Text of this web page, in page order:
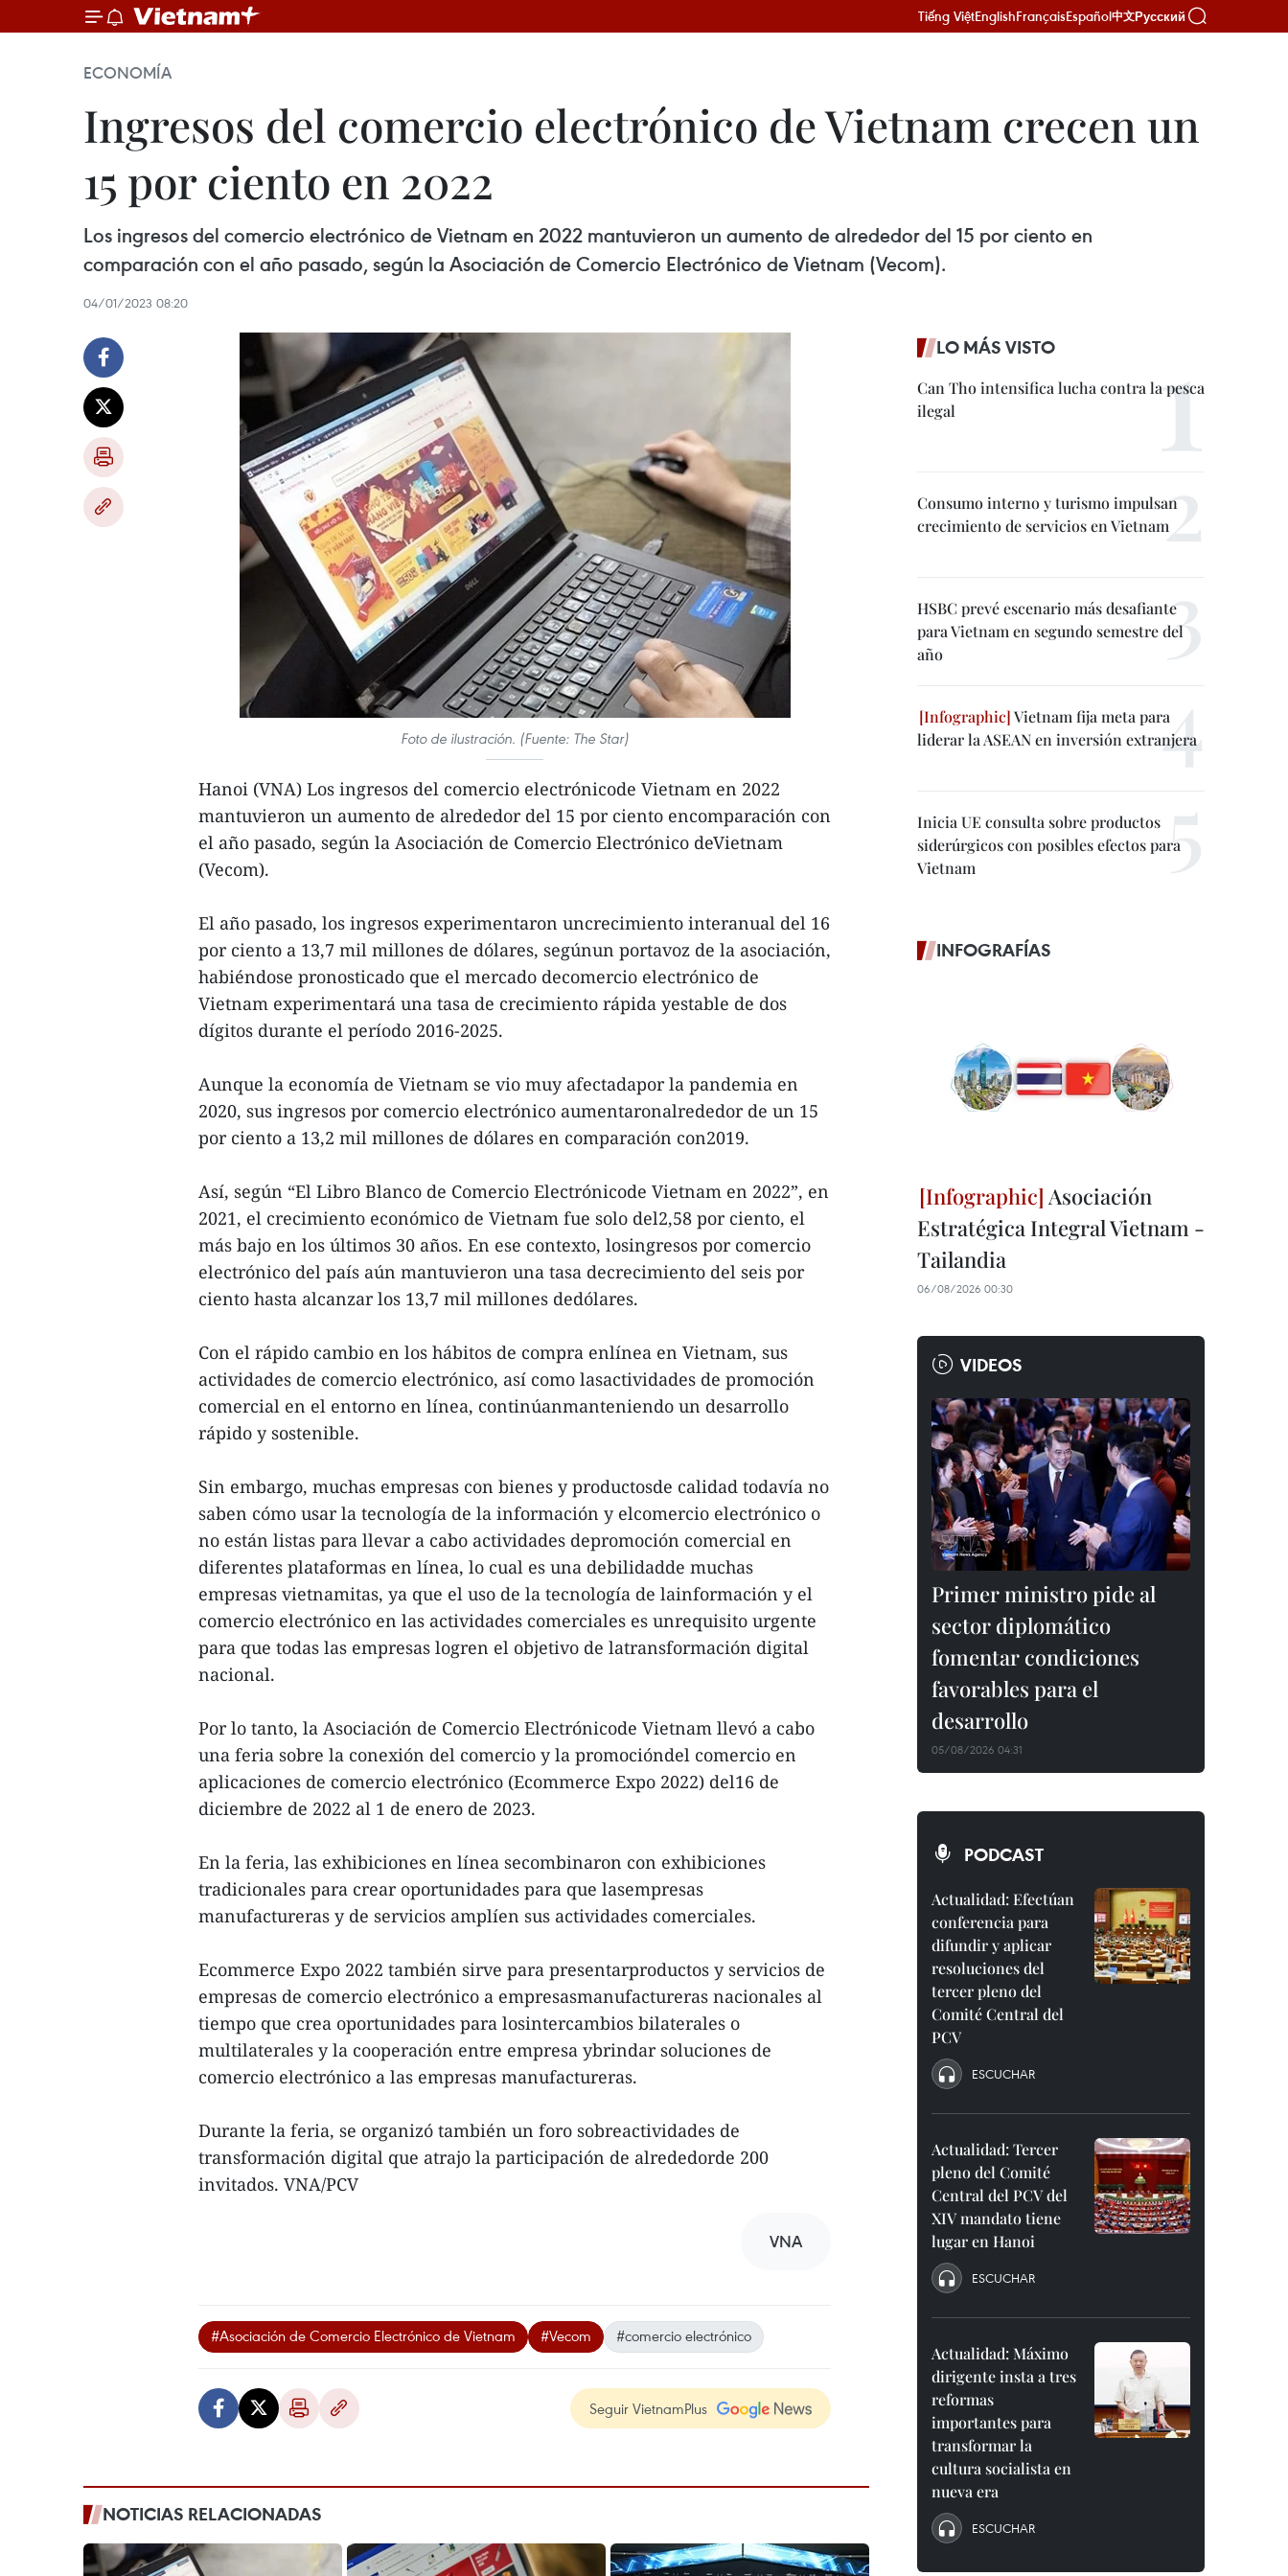
Tiếng ViệtEnglishFrançaisEspañol中文Русский
ECONOMÍA
Ingresos del comercio electrónico de Vietnam crecen un
15 por ciento en 2022
Los ingresos del comercio electrónico de Vietnam en 2022 mantuvieron un aumento de alrededor del 15 por ciento en
comparación con el año pasado, según la Asociación de Comercio Electrónico de Vietnam (Vecom).
04/01/2023 08:20
Foto de ilustración. (Fuente: The Star)
Hanoi (VNA) Los ingresos del comercio electrónicode Vietnam en 2022
mantuvieron un aumento de alrededor del 15 por ciento encomparación con
el año pasado, según la Asociación de Comercio Electrónico deVietnam
(Vecom).
El año pasado, los ingresos experimentaron uncrecimiento interanual del 16
por ciento a 13,7 mil millones de dólares, segúnun portavoz de la asociación,
habiéndose pronosticado que el mercado decomercio electrónico de
Vietnam experimentará una tasa de crecimiento rápida yestable de dos
dígitos durante el período 2016-2025.
Aunque la economía de Vietnam se vio muy afectadapor la pandemia en
2020, sus ingresos por comercio electrónico aumentaronalrededor de un 15
por ciento a 13,2 mil millones de dólares en comparación con2019.
Así, según “El Libro Blanco de Comercio Electrónicode Vietnam en 2022”, en
2021, el crecimiento económico de Vietnam fue solo del2,58 por ciento, el
más bajo en los últimos 30 años. En ese contexto, losingresos por comercio
electrónico del país aún mantuvieron una tasa decrecimiento del seis por
ciento hasta alcanzar los 13,7 mil millones dedólares.
Con el rápido cambio en los hábitos de compra enlínea en Vietnam, sus
actividades de comercio electrónico, así como lasactividades de promoción
comercial en el entorno en línea, continúanmanteniendo un desarrollo
rápido y sostenible.
Sin embargo, muchas empresas con bienes y productosde calidad todavía no
saben cómo usar la tecnología de la información y elcomercio electrónico o
no están listas para llevar a cabo actividades depromoción comercial en
diferentes plataformas en línea, lo cual es una debilidadde muchas
empresas vietnamitas, ya que el uso de la tecnología de lainformación y el
comercio electrónico en las actividades comerciales es unrequisito urgente
para que todas las empresas logren el objetivo de latransformación digital
nacional.
Por lo tanto, la Asociación de Comercio Electrónicode Vietnam llevó a cabo
una feria sobre la conexión del comercio y la promocióndel comercio en
aplicaciones de comercio electrónico (Ecommerce Expo 2022) del16 de
diciembre de 2022 al 1 de enero de 2023.
En la feria, las exhibiciones en línea secombinaron con exhibiciones
tradicionales para crear oportunidades para que lasempresas
manufactureras y de servicios amplíen sus actividades comerciales.
Ecommerce Expo 2022 también sirve para presentarproductos y servicios de
empresas de comercio electrónico a empresasmanufactureras nacionales al
tiempo que crea oportunidades para losintercambios bilaterales o
multilaterales y la cooperación entre empresa ybrindar soluciones de
comercio electrónico a las empresas manufactureras.
Durante la feria, se organizó también un foro sobreactividades de
transformación digital que atrajo la participación de alrededorde 200
invitados. VNA/PCV
VNA
#Asociación de Comercio Electrónico de Vietnam #Vecom #comercio electrónico
Seguir VietnamPlus
NOTICIAS RELACIONADAS
LO MÁS VISTO
Can Tho intensifica lucha contra la pesca
ilegal
Consumo interno y turismo impulsan
crecimiento de servicios en Vietnam
HSBC prevé escenario más desafiante
para Vietnam en segundo semestre del
año
Vietnam fija meta para
liderar la ASEAN en inversión extranjera
Inicia UE consulta sobre productos
siderúrgicos con posibles efectos para
Vietnam
INFOGRAFÍAS
Asociación
Estratégica Integral Vietnam -
Tailandia
06/08/2026 00:30
VIDEOS
Primer ministro pide al
sector diplomático
fomentar condiciones
favorables para el
desarrollo
05/08/2026 04:31
PODCAST
Actualidad: Efectúan
conferencia para
difundir y aplicar
resoluciones del
tercer pleno del
Comité Central del
PCV
ESCUCHAR
Actualidad: Tercer
pleno del Comité
Central del PCV del
XIV mandato tiene
lugar en Hanoi
ESCUCHAR
Actualidad: Máximo
dirigente insta a tres
reformas
importantes para
transformar la
cultura socialista en
nueva era
ESCUCHAR